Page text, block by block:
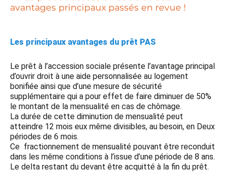
avantages principaux passés en revue !
Les principaux avantages du prêt PAS
Le prêt à l’accession sociale présente l’avantage principal
d’ouvrir droit à une aide personnalisée au logement
bonifiée ainsi que d’une mesure de sécurité
supplémentaire qui a pour effet de faire diminuer de 50%
le montant de la mensualité en cas de chômage.
La durée de cette diminution de mensualité peut
atteindre 12 mois eux même divisibles, au besoin, en Deux
périodes de 6 mois.
Ce fractionnement de mensualité pouvant être reconduit
dans les même conditions à l’issue d’une période de 8 ans.
Le delta restant du devant être acquitté à la fin du prêt.